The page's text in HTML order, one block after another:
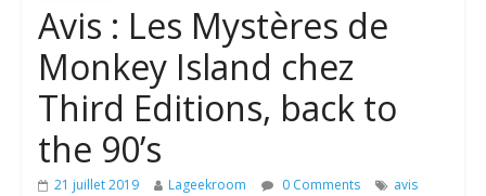
Avis : Les Mystères de
Monkey Island chez
Third Editions, back to
the 90’s
21 juillet 2019 Lageekroom 0 Comments
avis